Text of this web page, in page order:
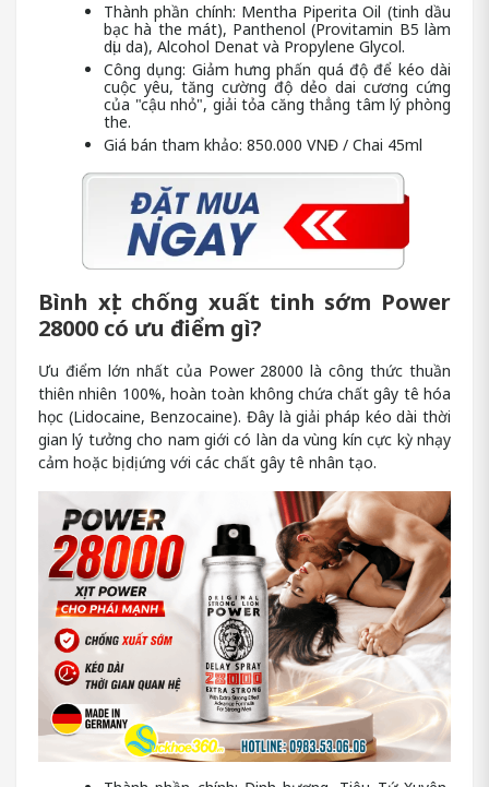
Thành phần chính: Mentha Piperita Oil (tinh dầu
bạc hà the mát), Panthenol (Provitamin B5 làm
dịu da), Alcohol Denat và Propylene Glycol.
Công dụng: Giảm hưng phấn quá độ để kéo dài
cuộc yêu, tăng cường độ dẻo dai cương cứng
của "cậu nhỏ", giải tỏa căng thẳng tâm lý phòng
the.
Giá bán tham khảo: 850.000 VNĐ / Chai 45ml
Bình xịt chống xuất tinh sớm Power
28000 có ưu điểm gì?
Ưu điểm lớn nhất của Power 28000 là công thức thuần
thiên nhiên 100%, hoàn toàn không chứa chất gây tê hóa
học (Lidocaine, Benzocaine). Đây là giải pháp kéo dài thời
gian lý tưởng cho nam giới có làn da vùng kín cực kỳ nhạy
cảm hoặc bị dị ứng với các chất gây tê nhân tạo.